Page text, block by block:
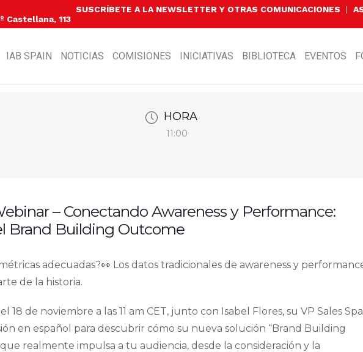
SUSCRÍBETE A LA NEWSLETTER Y OTRAS COMUNICACIONES
Castellana, 113
IAB SPAIN NOTICIAS COMISIONES INICIATIVAS BIBLIOTECA EVENTOS
HORA
11:00
– Conectando Awareness y Performance:
Brand Building Outcome
adecuadas?👀 Los datos tradicionales de awareness y
de la historia.
18 de noviembre a las 11 am CET, junto con Isabel Flores, su VP Sales
en español para descubrir cómo su nueva solución “Brand Building
realmente impulsa a tu audiencia, desde la consideración y la